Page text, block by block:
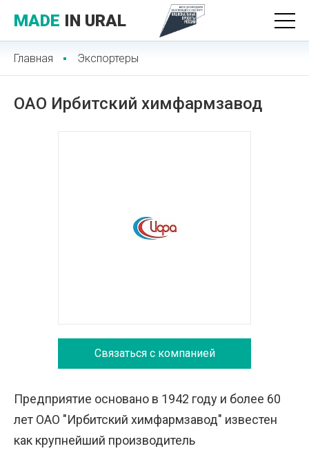
MADE IN URAL
Главная Экспортеры
ОАО Ирбитский химфармзавод
Связаться с компанией
Предприятие основано в 1942 году и более 60
лет ОАО "Ирбитский химфармзавод" известен
как крупнейший производитель